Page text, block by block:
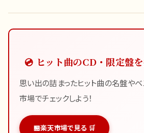
💿 ヒット曲のCD・限定盤
思い出の詰まったヒット曲の名盤や
市場でチェックしよう！
楽天市場で見る 🛒